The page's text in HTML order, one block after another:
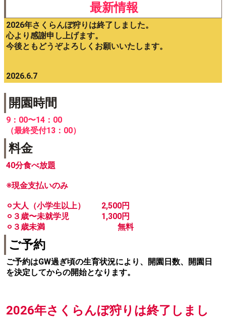
最新情報
2026年さくらんぼ狩りは終了しました。
心より感謝申し上げます。
今後ともどうぞよろしくお願いいたします。
2026.6.7
開園時間
9：00〜14：00
（最終受付13：00）
料金
40分食べ放題
※現金支払いのみ
⚪︎大人（小学生以上） 2,500円
⚪︎３歳〜未就学児 1,300円
⚪︎３歳未満 無料
ご予約
ご予約はGW過ぎ頃の生育状況により、開園日数、開園日
を決定してからの開始となります。
2026年さくらんぼ狩りは終了しまし